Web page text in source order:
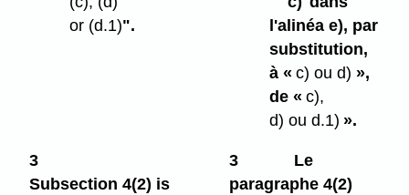
or (d.1)".
l'alinéa e), par
substitution,
à «c) ou d) »,
de «c),
d) ou d.1) ».
3
Subsection 4(2) is
3
Le
paragraphe 4(2)